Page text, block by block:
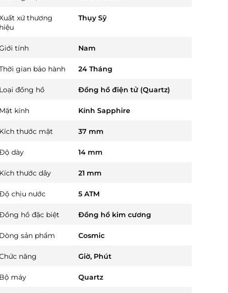
xứ thương
hiệu
Thụy Sỹ
tính Nam
gian bảo hành 24 Tháng
Loại đồng hồ Đồng hồ điện tử (Quartz)
Mặt kính Kính Sapphire
Kích thước mặt 37 mm
dày 14 mm
Kích thước dây 21 mm
chịu nước 5 ATM
hồ đặc biệt Đồng hồ kim cương
Dòng sản phẩm Cosmic
năng Giờ, Phút
Bộ máy Quartz